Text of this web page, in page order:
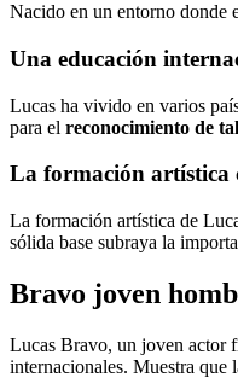
Nacido en un entorno donde
Una educación
Lucas ha vivido en varios
para el reconocimiento de
La formación artística
La formación artística de
sólida base subraya la
Bravo joven
Lucas Bravo, un joven actor
internacionales. Muestra que